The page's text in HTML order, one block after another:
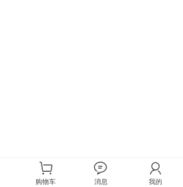
购物车 消息 我的